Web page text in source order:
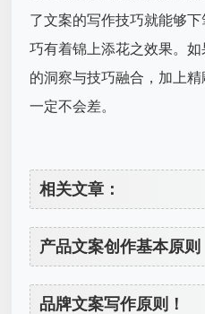
了文案的写作技巧就能够
巧有着锦上添花之效果。
的洞察与技巧融合，加上
一定不会差。
相关文章：
产品文案创作基本原则
品牌文案写作原则！